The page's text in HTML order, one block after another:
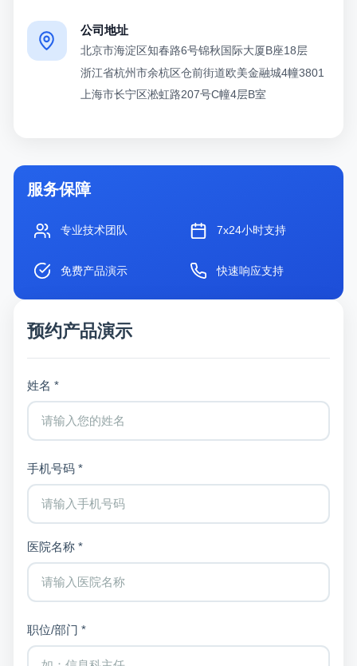
公司地址
北京市海淀区知春路6号锦秋国际大厦B座18层
浙江省杭州市余杭区仓前街道欧美金融城4幢3801
上海市长宁区淞虹路207号C幢4层B室
服务保障
专业技术团队 7x24小时支持
免费产品演示 快速响应支持
预约产品演示
姓名 *
手机号码 *
医院名称 *
职位/部门 *